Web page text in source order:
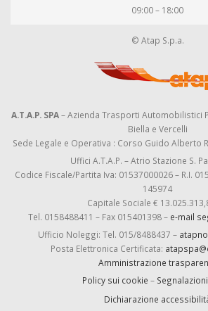
09:00 – 18:00
© Atap S.p.a.
A.T.A.P. SPA– Azienda Trasporti Automobilistici
Biella e Vercelli
Sede Legale e Operativa : Corso Guido Alberto
Uffici A.T.A.P. – Atrio Stazione S.
Codice Fiscale/Partita Iva: 01537000026 – R.I.
145974
Capitale Sociale €
Tel. 0158488411 – Fax 015401398 – e-mail
Ufficio Noleggi: Tel. 015/8488437 –
Posta Elettronica Certificata:
Amministrazione
Policy sui cookie –
Dichiarazione